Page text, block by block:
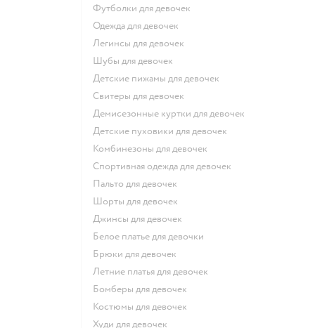
Футболки для девочек
Одежда для девочек
Легинсы для девочек
Шубы для девочек
Детские пижамы для девочек
Свитеры для девочек
Демисезонные куртки для девочек
Детские пуховики для девочек
Комбинезоны для девочек
Спортивная одежда для девочек
Пальто для девочек
Шорты для девочек
Джинсы для девочек
Белое платье для девочки
Брюки для девочек
Летние платья для девочек
Бомберы для девочек
Костюмы для девочек
Худи для девочек